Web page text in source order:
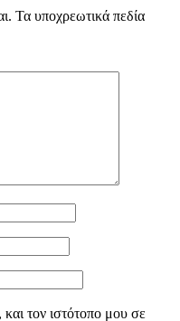
Τα υποχρεωτικά πεδία
τον ιστότοπο μου σε